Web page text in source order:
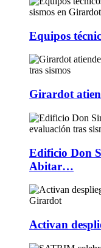
Equipos
Girardot
Edificio Don
Abitar…
Activan